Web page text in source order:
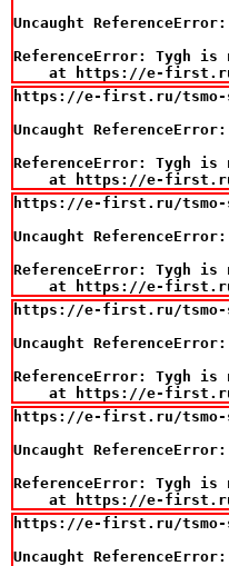
Uncaught
ReferenceError: Tygh is
at https://e-
https://e-first.ru/tsmo-
Uncaught
ReferenceError: Tygh is
at https://e-
https://e-first.ru/tsmo-
Uncaught
ReferenceError: Tygh is
at https://e-
https://e-first.ru/tsmo-
Uncaught
ReferenceError: Tygh is
at https://e-
https://e-first.ru/tsmo-
Uncaught
ReferenceError: Tygh is
at https://e-
https://e-first.ru/tsmo-
Uncaught